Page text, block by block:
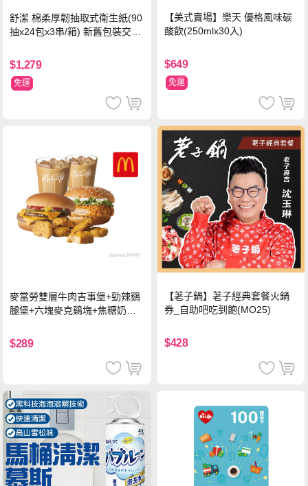
舒潔 棉柔厚韌抽取式衛生紙(90
抽x24包x3串/箱) 新舊包裝交替
$1,279
免運
【美式賣場】樂天 優格風味碳
酸飲(250mlx30入)
$649
免運
麥當勞雙層牛肉吉事堡+勁辣鷄
腿堡+六塊麥克鷄塊+焦糖奶茶
$289
【荖子鍋】荖子經典套餐火鍋
券_自助吧吃到飽(MO25)
$428